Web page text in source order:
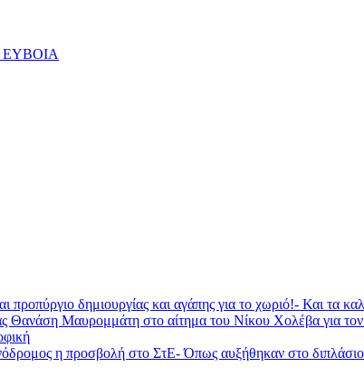
δημιουργίας και αγάπης για το χωριό!- Και τα
Θανάση Μαυρομμάτη στο αίτημα του Νίκου Χολέβα για
η προσβολή στο ΣτΕ- Όπως αυξήθηκαν στο διπλάσιο οι